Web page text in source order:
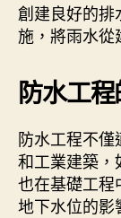
創建良好的排
施，將雨水從
防水工
防水工程不
和工業建築，
也在基礎工程
地下水位的影